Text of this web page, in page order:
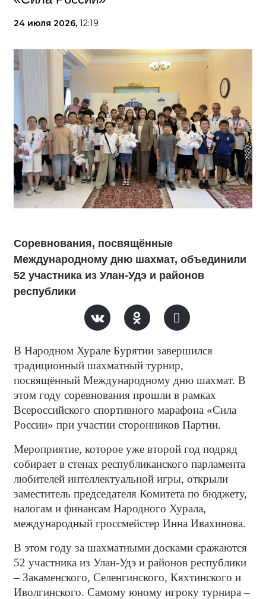
24 июля 2026, 12:19
Соревнования, посвящённые
Международному дню шахмат, объединили
52 участника из Улан-Удэ и районов
республики
В Народном Хурале Бурятии завершился
традиционный шахматный турнир,
посвящённый Международному дню шахмат. В
этом году соревнования прошли в рамках
Всероссийского спортивного марафона «Сила
России» при участии сторонников Партии.
Мероприятие, которое уже второй год подряд
собирает в стенах республиканского парламента
любителей интеллектуальной игры, открыли
заместитель председателя Комитета по бюджету,
налогам и финансам Народного Хурала,
международный гроссмейстер Инна Ивахинова.
В этом году за шахматными досками сражаются
52 участника из Улан-Удэ и районов республики
– Закаменского, Селенгинского, Кяхтинского и
Иволгинского. Самому юному игроку турнира –